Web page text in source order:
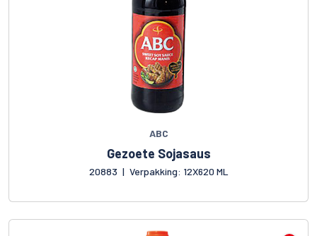
ABC
Gezoete Sojasaus
20883 | Verpakking: 12X620 ML